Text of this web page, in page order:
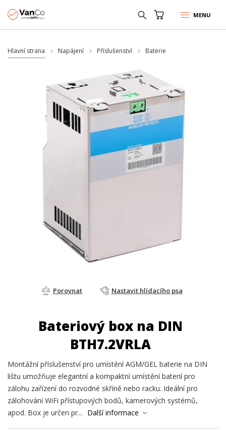
MENU
Hlavní strana Napájení Příslušenství Baterie
Porovnat Nastavit hlídacího psa
Bateriový box na DIN
BTH7.2VRLA
Montážní příslušenství pro umístění AGM/GEL baterie na DIN
lištu umožňuje elegantní a kompaktní umístění baterií pro
zálohu zařízení do rozvodné skříně nebo racku. Ideální pro
zálohování WiFi přístupových bodů, kamerových systémů,
apod. Box je určen pr...
Další informace